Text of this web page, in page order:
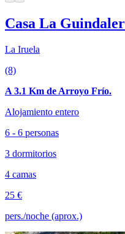
Casa La
La Iruela
(8)
A 3.1 Km de Arroyo Frío.
Alojamiento entero
6 - 6 personas
3 dormitorios
4 camas
25 €
pers./noche (aprox.)